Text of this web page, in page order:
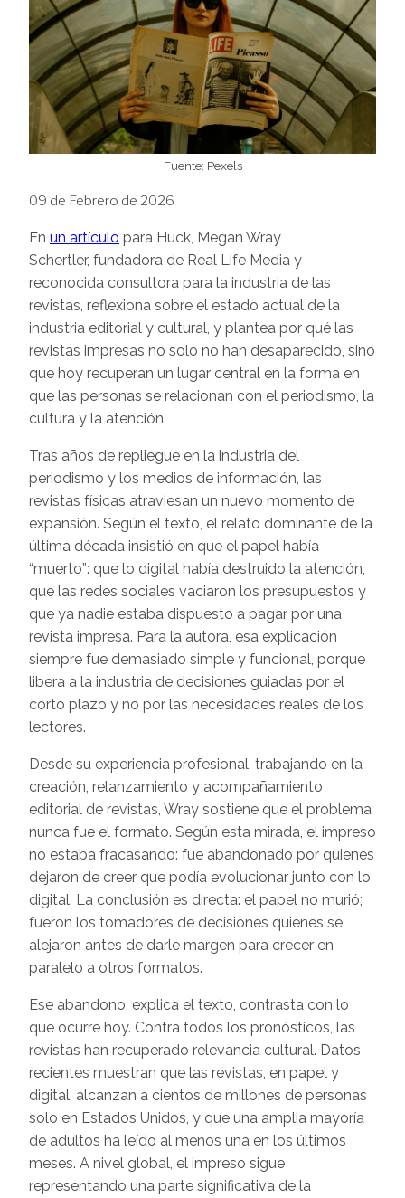
Fuente: Pexels
09 de Febrero de 2026
En un artículo para Huck, Megan Wray
Schertler, fundadora de Real Life Media y
reconocida consultora para la industria de las
revistas, reflexiona sobre el estado actual de la
industria editorial y cultural, y plantea por qué las
revistas impresas no solo no han desaparecido, sino
que hoy recuperan un lugar central en la forma en
que las personas se relacionan con el periodismo, la
cultura y la atención.
Tras años de repliegue en la industria del
periodismo y los medios de información, las
revistas físicas atraviesan un nuevo momento de
expansión. Según el texto, el relato dominante de la
última década insistió en que el papel había
“muerto”: que lo digital había destruido la atención,
que las redes sociales vaciaron los presupuestos y
que ya nadie estaba dispuesto a pagar por una
revista impresa. Para la autora, esa explicación
siempre fue demasiado simple y funcional, porque
libera a la industria de decisiones guiadas por el
corto plazo y no por las necesidades reales de los
lectores.
Desde su experiencia profesional, trabajando en la
creación, relanzamiento y acompañamiento
editorial de revistas, Wray sostiene que el problema
nunca fue el formato. Según esta mirada, el impreso
no estaba fracasando: fue abandonado por quienes
dejaron de creer que podía evolucionar junto con lo
digital. La conclusión es directa: el papel no murió;
fueron los tomadores de decisiones quienes se
alejaron antes de darle margen para crecer en
paralelo a otros formatos.
Ese abandono, explica el texto, contrasta con lo
que ocurre hoy. Contra todos los pronósticos, las
revistas han recuperado relevancia cultural. Datos
recientes muestran que las revistas, en papel y
digital, alcanzan a cientos de millones de personas
solo en Estados Unidos, y que una amplia mayoría
de adultos ha leído al menos una en los últimos
meses. A nivel global, el impreso sigue
representando una parte significativa de la